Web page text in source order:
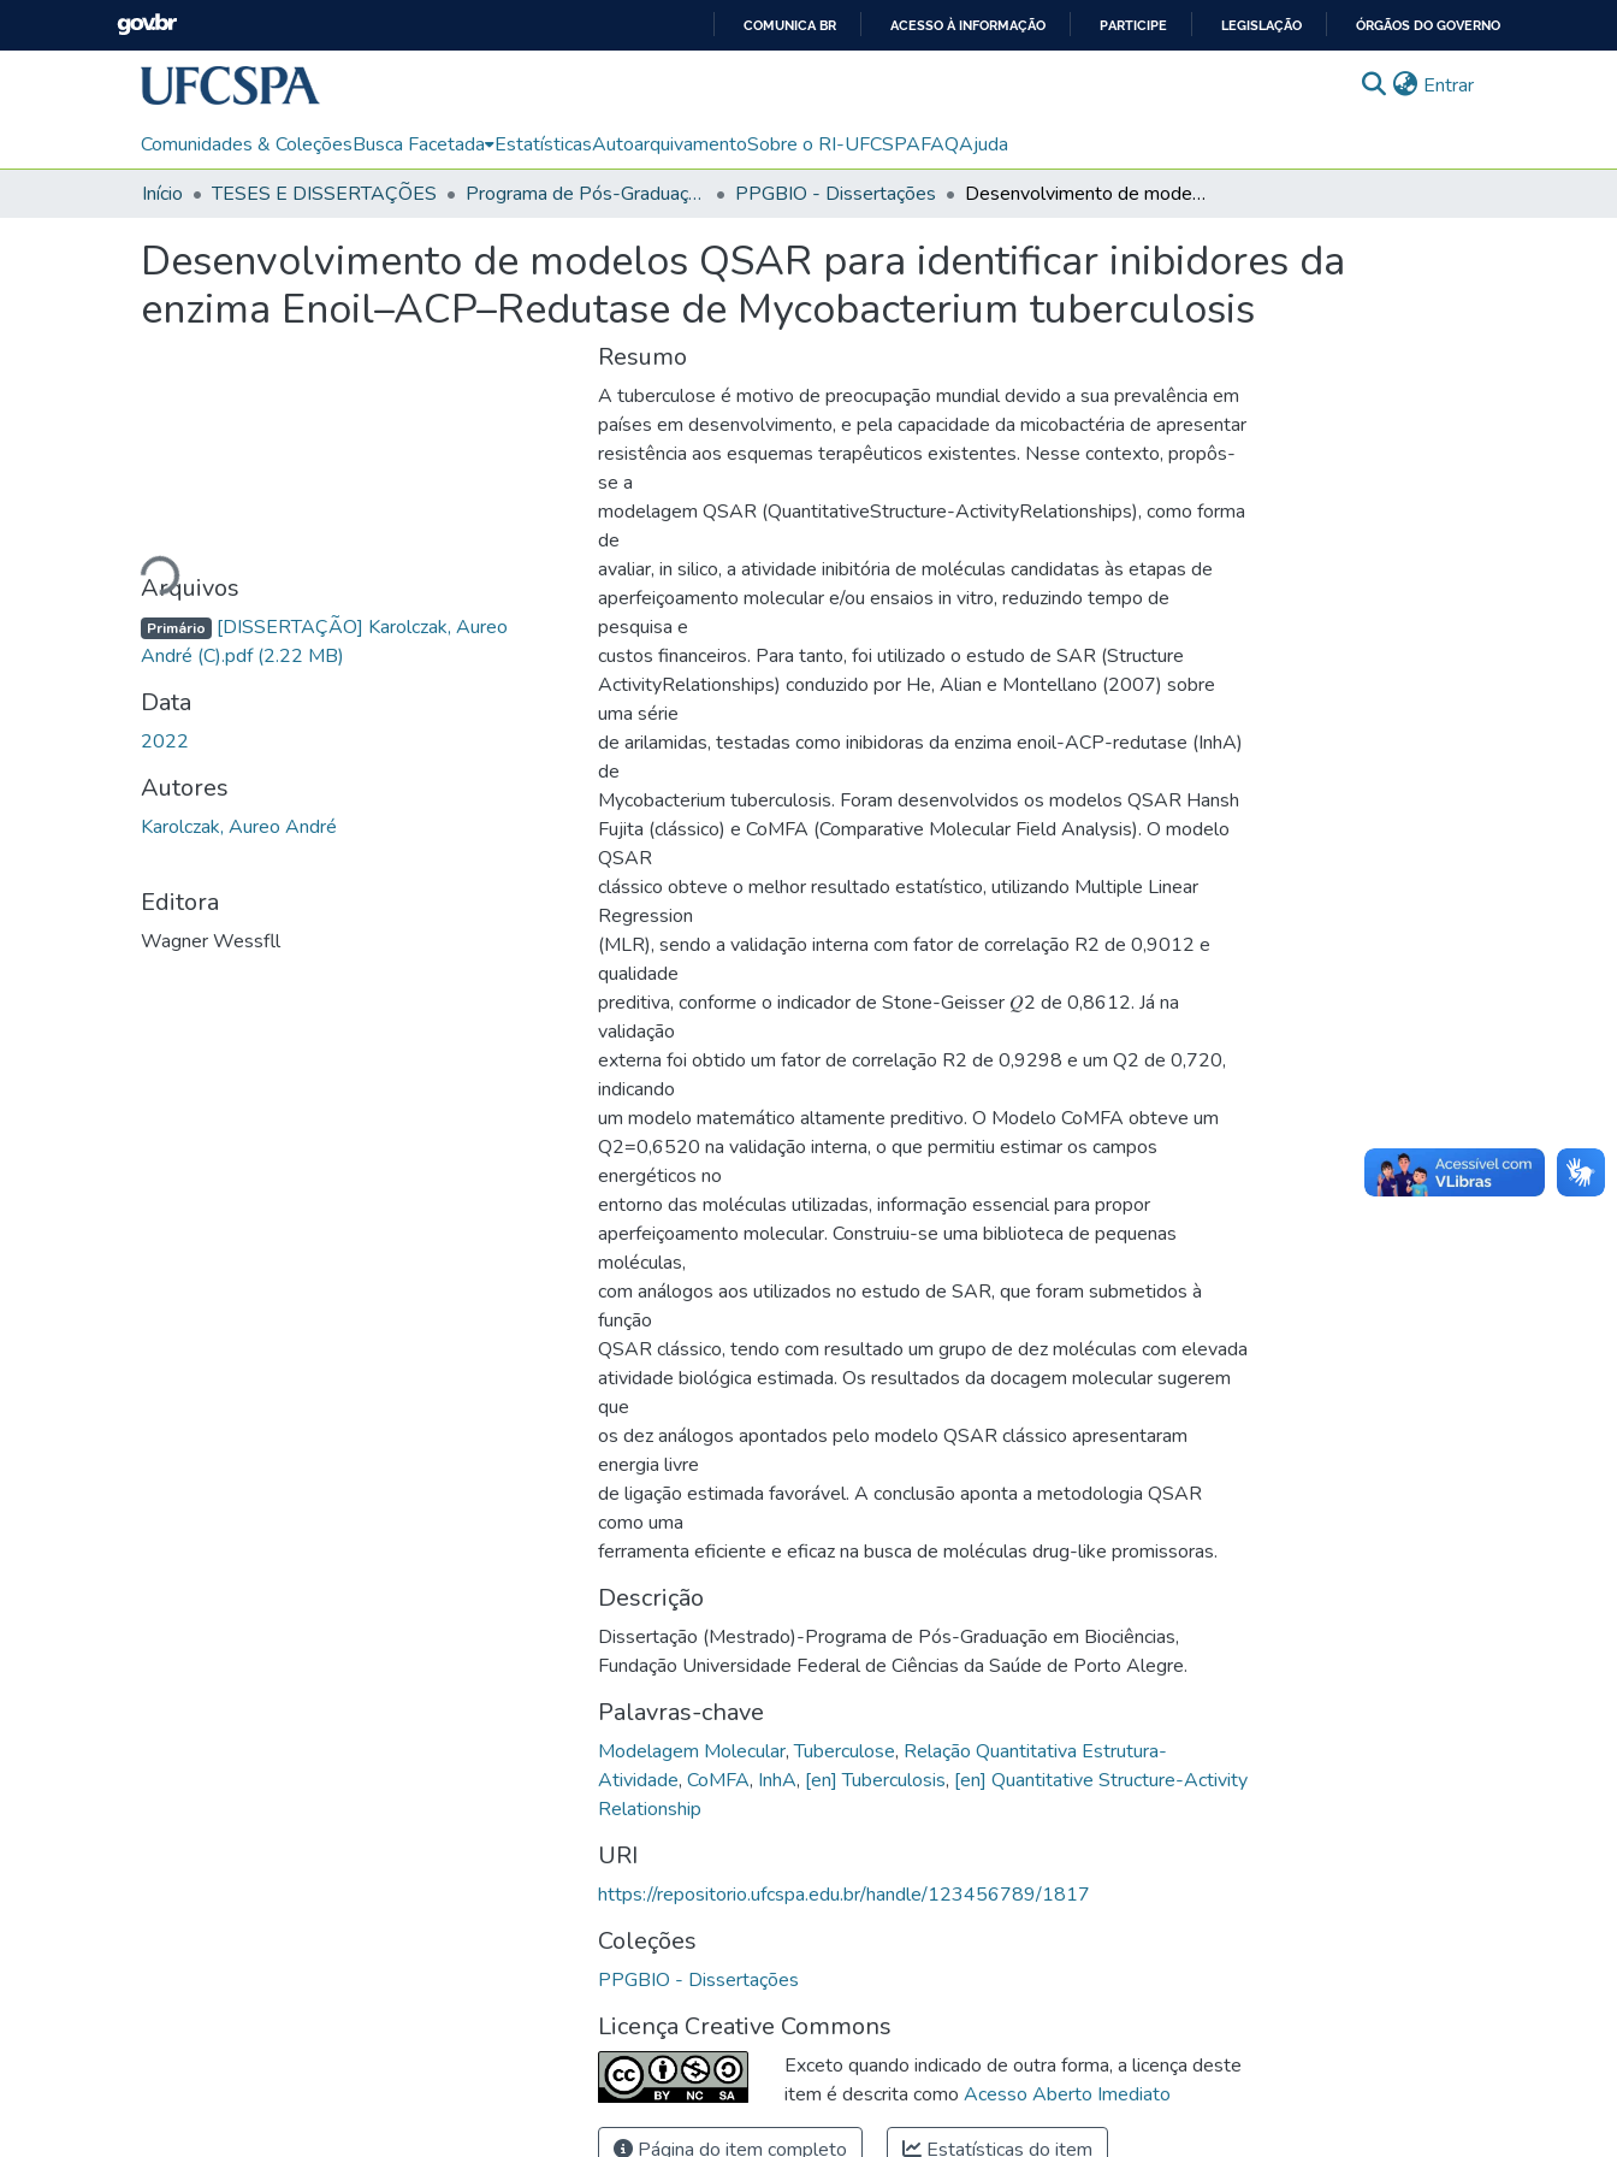
CONTEÚDO
COMUNICA BR ACESSO À INFORMAÇÃO PARTICIPE LEGISLAÇÃO ÓRGÃOS DO GOVERNO
Entrar(current)
Comunidades & ColeçõesBusca Facetada EstatísticasAutoarquivamentoSobre o RI-UFCSPAFAQAjuda
Início
TESES E DISSERTAÇÕES Programa de Pós-Graduação em Biociências PPGBIO - Dissertações Desenvolvimento de modelos QSAR para identificar inibidores da enzima Enoil–ACP–Redutase de Mycobacterium tuberculosis
Desenvolvimento de modelos QSAR para identificar inibidores da
enzima Enoil–ACP–Redutase de Mycobacterium tuberculosis
Carregando...
Arquivos
Primário [DISSERTAÇÃO] Karolczak, Aureo
André (C).pdf(2.22 MB)
Data
2022
Autores
Karolczak, Aureo André
Editora
Wagner Wessfll
Resumo
A tuberculose é motivo de preocupação mundial devido a sua prevalência em
países em desenvolvimento, e pela capacidade da micobactéria de apresentar
resistência aos esquemas terapêuticos existentes. Nesse contexto, propôs-
se a
modelagem QSAR (QuantitativeStructure-ActivityRelationships), como forma
de
avaliar, in silico, a atividade inibitória de moléculas candidatas às etapas de
aperfeiçoamento molecular e/ou ensaios in vitro, reduzindo tempo de
pesquisa e
custos financeiros. Para tanto, foi utilizado o estudo de SAR (Structure
ActivityRelationships) conduzido por He, Alian e Montellano (2007) sobre
uma série
de arilamidas, testadas como inibidoras da enzima enoil-ACP-redutase (InhA)
de
Mycobacterium tuberculosis. Foram desenvolvidos os modelos QSAR Hansh
Fujita (clássico) e CoMFA (Comparative Molecular Field Analysis). O modelo
QSAR
clássico obteve o melhor resultado estatístico, utilizando Multiple Linear
Regression
(MLR), sendo a validação interna com fator de correlação R2 de 0,9012 e
qualidade
preditiva, conforme o indicador de Stone-Geisser 𝑄2 de 0,8612. Já na
validação
externa foi obtido um fator de correlação R2 de 0,9298 e um Q2 de 0,720,
indicando
um modelo matemático altamente preditivo. O Modelo CoMFA obteve um
Q2=0,6520 na validação interna, o que permitiu estimar os campos
energéticos no
entorno das moléculas utilizadas, informação essencial para propor
aperfeiçoamento molecular. Construiu-se uma biblioteca de pequenas
moléculas,
com análogos aos utilizados no estudo de SAR, que foram submetidos à
função
QSAR clássico, tendo com resultado um grupo de dez moléculas com elevada
atividade biológica estimada. Os resultados da docagem molecular sugerem
que
os dez análogos apontados pelo modelo QSAR clássico apresentaram
energia livre
de ligação estimada favorável. A conclusão aponta a metodologia QSAR
como uma
ferramenta eficiente e eficaz na busca de moléculas drug-like promissoras.
Descrição
Dissertação (Mestrado)-Programa de Pós-Graduação em Biociências,
Fundação Universidade Federal de Ciências da Saúde de Porto Alegre.
Palavras-chave
Modelagem Molecular,Tuberculose, Relação Quantitativa Estrutura-
Atividade, CoMFA, InhA, [en] Tuberculosis, [en] Quantitative Structure-Activity
Relationship
URI
https://repositorio.ufcspa.edu.br/handle/123456789/1817
Coleções
PPGBIO - Dissertações
Licença Creative Commons
Exceto quando indicado de outra forma, a licença deste
item é descrita como Acesso Aberto Imediato
Página do item completo Estatísticas do item